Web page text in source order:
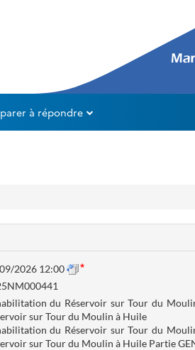
à répondre
2026 12:00
du Réservoir sur Tour du
sur Tour du Moulin à Huile
du Réservoir sur Tour du
sur Tour du Moulin à Huile Partie